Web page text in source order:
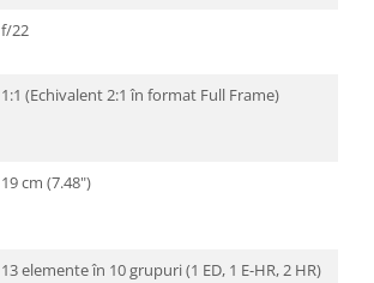
f/22
1:1 (Echivalent 2:1 în format Full Frame)
19 cm (7.48")
13 elemente în 10 grupuri (1 ED, 1 E-HR, 2 HR)